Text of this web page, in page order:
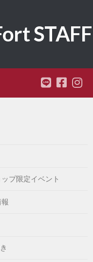
プ限定イベント